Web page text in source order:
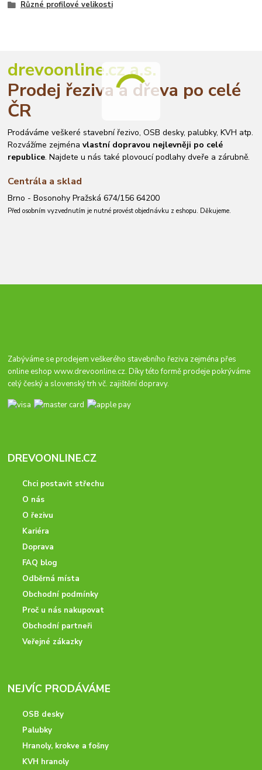
Různé profilové velikosti
drevoonline.cz a.s.
Prodej řeziva a dřeva po celé
ČR
Prodáváme veškeré stavební řezivo, OSB desky, palubky, KVH atp.
Rozvážíme zejménavlastní dopravou nejlevněji po celé
republice. Najdete u nás také plovoucí podlahy dveře a zárubně.
Centrála a sklad
Brno - Bosonohy Pražská 674/156 64200
Před osobním vyzvednutím je nutné provést objednávku z eshopu. Děkujeme.
Zabýváme se prodejem veškerého stavebního řeziva zejména přes
online eshopwww.drevoonline.cz. Díky této formě prodeje pokrýváme
celý český a slovenský trh vč. zajištění dopravy.
DREVOONLINE.CZ
Chci postavit střechu
O nás
O řezivu
Kariéra
Doprava
FAQ blog
Odběrná místa
Obchodní podmínky
Proč u nás nakupovat
Obchodní partneři
Veřejné zákazky
NEJVÍC PRODÁVÁME
OSB desky
Palubky
Hranoly, krokve a fošny
KVH hranoly